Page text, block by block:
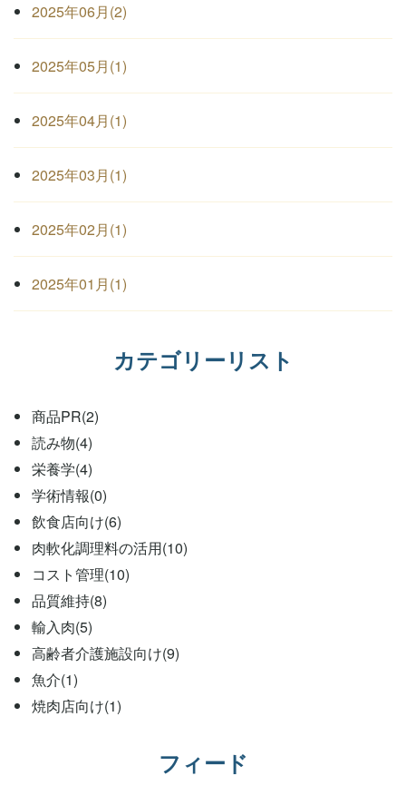
2025年06月(2)
2025年05月(1)
2025年04月(1)
2025年03月(1)
2025年02月(1)
2025年01月(1)
カテゴリーリスト
商品PR(2)
読み物(4)
栄養学(4)
学術情報(0)
飲食店向け(6)
肉軟化調理料の活用(10)
コスト管理(10)
品質維持(8)
輸入肉(5)
高齢者介護施設向け(9)
魚介(1)
焼肉店向け(1)
フィード